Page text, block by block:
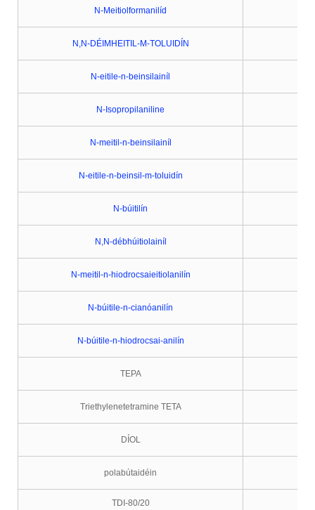
N-Meitiolformanilíd
N,N-DÉIMHEITIL-M-TOLUIDÍN
N-eitile-n-beinsilainíl
N-Isopropilaniline
N-meitil-n-beinsilainíl
N-eitile-n-beinsil-m-toluidín
N-búitilín
N,N-débhúitiolainíl
N-meitil-n-hiodrocsaieitiolanilín
N-búitile-n-cianóanilín
N-búitile-n-hiodrocsai-anilín
TEPA
Triethylenetetramine TETA
DÍOL
polabútaidéin
TDI-80/20